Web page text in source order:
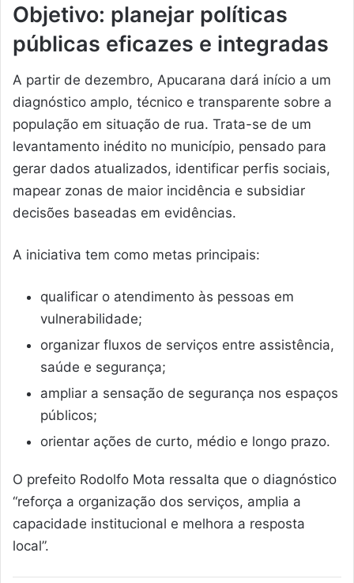
Objetivo: planejar políticas
públicas eficazes e integradas
A partir de dezembro, Apucarana dará início a um
diagnóstico amplo, técnico e transparente sobre a
população em situação de rua. Trata-se de um
levantamento inédito no município, pensado para
gerar dados atualizados, identificar perfis sociais,
mapear zonas de maior incidência e subsidiar
decisões baseadas em evidências.
A iniciativa tem como metas principais:
qualificar o atendimento às pessoas em
vulnerabilidade;
organizar fluxos de serviços entre assistência,
saúde e segurança;
ampliar a sensação de segurança nos espaços
públicos;
orientar ações de curto, médio e longo prazo.
O prefeito Rodolfo Mota ressalta que o diagnóstico
“reforça a organização dos serviços, amplia a
capacidade institucional e melhora a resposta
local”.